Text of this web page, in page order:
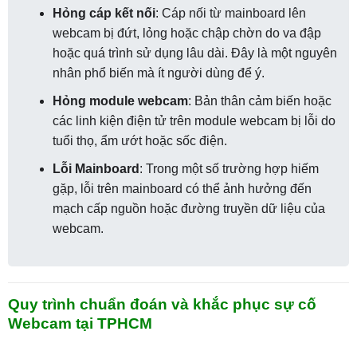
Hỏng cáp kết nối: Cáp nối từ mainboard lên
webcam bị đứt, lỏng hoặc chập chờn do va đập
hoặc quá trình sử dụng lâu dài. Đây là một nguyên
nhân phổ biến mà ít người dùng để ý.
Hỏng module webcam: Bản thân cảm biến hoặc
các linh kiện điện tử trên module webcam bị lỗi do
tuổi thọ, ẩm ướt hoặc sốc điện.
Lỗi Mainboard : Trong một số trường hợp hiếm
gặp, lỗi trên mainboard có thể ảnh hưởng đến
mạch cấp nguồn hoặc đường truyền dữ liệu của
webcam.
Quy trình chuẩn đoán và khắc phục sự cố
Webcam tại TPHCM